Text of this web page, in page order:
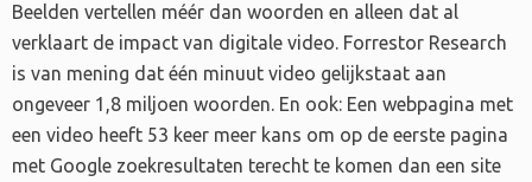
Beelden vertellen méér dan woorden en alleen dat al
verklaart de impact van digitale video. Forrestor Research
is van mening dat één minuut video gelijkstaat aan
ongeveer 1,8 miljoen woorden. En ook: Een webpagina met
een video heeft 53 keer meer kans om op de eerste pagina
met Google zoekresultaten terecht te komen dan een site